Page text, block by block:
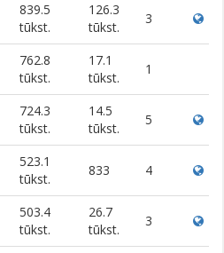
839.5
tūkst.
126.3
tūkst.
3
762.8
tūkst.
17.1
tūkst.
1
724.3
tūkst.
14.5
tūkst.
5
523.1
tūkst.
833 4
503.4
tūkst.
26.7
tūkst.
3